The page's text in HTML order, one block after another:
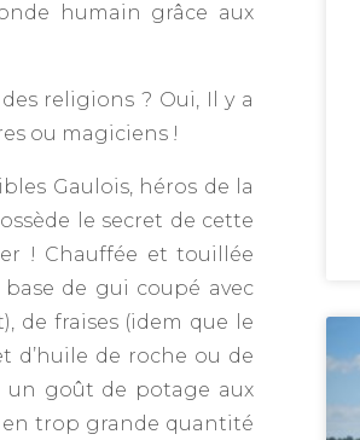
humain grâce aux
religions ? Oui, Il y a
ou magiciens !
Gaulois, héros de la
le secret de cette
! Chauffée et touillée
de gui coupé avec
de fraises (idem que le
d’huile de roche ou de
un goût de potage aux
en trop grande quantité